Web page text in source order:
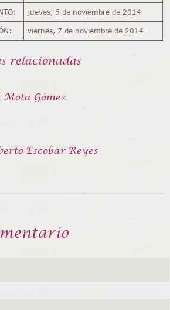
jueves, 6 de noviembre de 2014
viernes, 7 de noviembre de 2014
relacionadas
Gómez
Escobar Reyes